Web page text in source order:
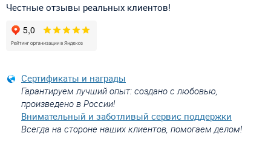
Честные отзывы реальных клиентов!
Сертификаты и награды
Гарантируем лучший опыт: создано с любовью,
произведено в России!
Внимательный и заботливый сервис поддержки
Всегда на стороне наших клиентов, помогаем делом!